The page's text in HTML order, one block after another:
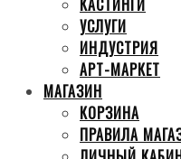
КАСТИНГИ
УСЛУГИ
ИНДУСТРИЯ
АРТ-МАРКЕТ
МАГАЗИН
КОРЗИНА
ПРАВИЛА